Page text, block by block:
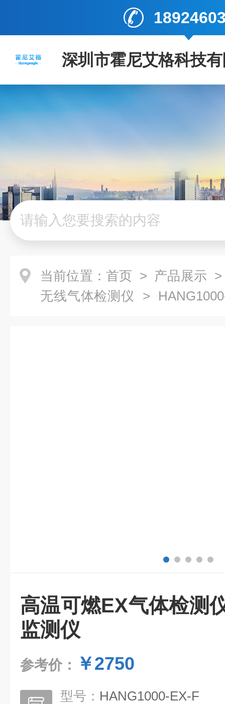
深圳市霍尼艾格科技
当前位置： 首页 > 产品展示
无线气体检测仪 >
高温可燃EX气体检测
监测仪
参考价： ￥2750
型号： HANG1000-EX-F